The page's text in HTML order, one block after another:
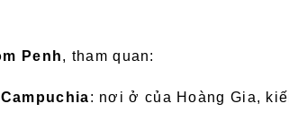
Penh, tham quan:
: nơi ở của Hoàng Gia,